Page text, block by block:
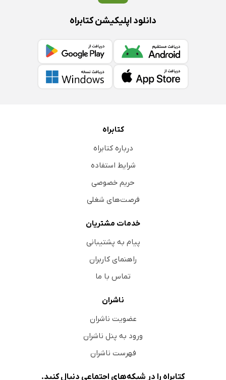
دانلود اپلیکیشن کتابراه
کتابراه
درباره کتابراه
شرایط استفاده
حریم خصوصی
فرصت‌های شغلی
خدمات مشتریان
پیام به پشتیبانی
راهنمای کاربران
تماس با ما
ناشران
عضویت ناشران
ورود به پنل ناشران
فهرست ناشران
کتابراه را در شبکه‌های اجتماعی دنبال کنید.